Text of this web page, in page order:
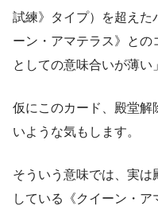
試練》タイプ）を超えた
ーン・アマテラス》との
としての意味合いが薄い
仮にこのカード、殿堂解
いような気もします。
そういう意味では、実は
している《クイーン・